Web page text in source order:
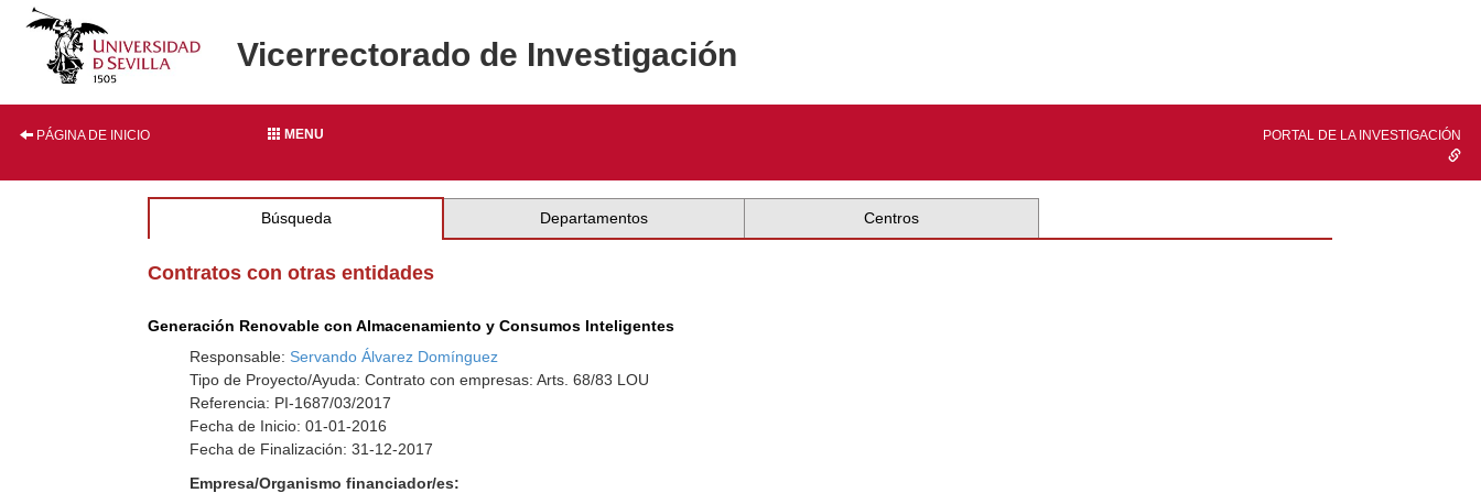
Vicerrectorado de Investigación
PÁGINA DE INICIO MENU PORTAL DE LA INVESTIGACIÓN
Búsqueda Departamentos Centros
Contratos con otras entidades
Generación Renovable con Almacenamiento y Consumos Inteligentes
Responsable: Servando Álvarez Domínguez
Tipo de Proyecto/Ayuda: Contrato con empresas: Arts. 68/83 LOU
Referencia: PI-1687/03/2017
Fecha de Inicio: 01-01-2016
Fecha de Finalización: 31-12-2017
Empresa/Organismo financiador/es: